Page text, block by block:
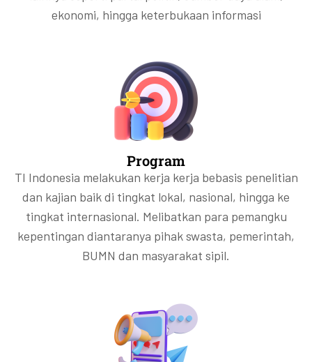
ekonomi, hingga keterbukaan informasi
Program
TI Indonesia melakukan kerja kerja bebasis penelitian
dan kajian baik di tingkat lokal, nasional, hingga ke
tingkat internasional. Melibatkan para pemangku
kepentingan diantaranya pihak swasta, pemerintah,
BUMN dan masyarakat sipil.